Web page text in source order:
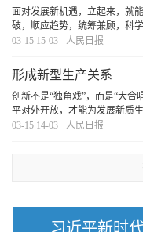
面对发展新机遇，立起来，就
破，顺应趋势，统筹兼顾，科
彩。[详细]
03-15 15-03 人民日报
形成新型生产关系
创新不是“独角戏”，而是“大
平对外开放，才能为发展新质
03-15 14-03
人民日报
习近平新时